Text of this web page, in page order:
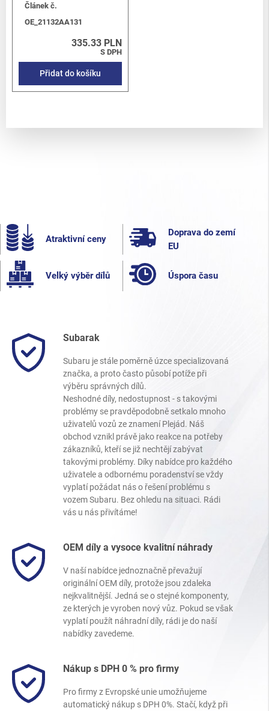
Článek č.
OE_21132AA131
335.33 PLN
S DPH
Přidat do košíku
Atraktivní ceny
Doprava do zemí
EU
Velký výběr dílů Úspora času
Subarak
Subaru je stále poměrně úzce specializovaná
značka, a proto často působí potíže při
výběru správných dílů.
Neshodné díly, nedostupnost - s takovými
problémy se pravděpodobně setkalo mnoho
uživatelů vozů ze znamení Plejád. Náš
obchod vznikl právě jako reakce na potřeby
zákazníků, kteří se již nechtějí zabývat
takovými problémy. Díky nabídce pro každého
uživatele a odbornému poradenství se vždy
vyplatí požádat nás o řešení problému s
vozem Subaru. Bez ohledu na situaci. Rádi
vás u nás přivítáme!
OEM díly a vysoce kvalitní náhrady
V naší nabídce jednoznačně převažují
originální OEM díly, protože jsou zdaleka
nejkvalitnější. Jedná se o stejné komponenty,
ze kterých je vyroben nový vůz. Pokud se však
vyplatí použít náhradní díly, rádi je do naší
nabídky zavedeme.
Nákup s DPH 0 % pro firmy
Pro firmy z Evropské unie umožňujeme
automatický nákup s DPH 0%. Stačí, když při